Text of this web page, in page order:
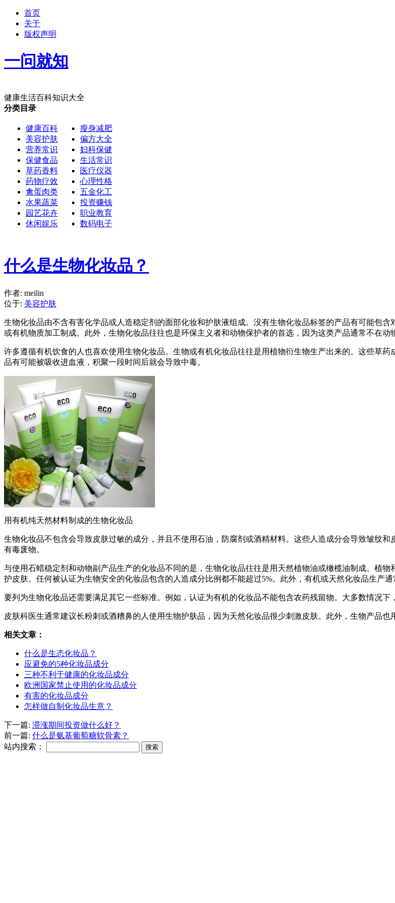
首页
关于
版权声明
一问就知
健康生活百科知识大全
分类目录
健康百科
美容护肤
营养常识
保健食品
草药香料
药物疗效
禽蛋肉类
水果蔬菜
园艺花卉
休闲娱乐
瘦身减肥
偏方大全
妇科保健
生活常识
医疗仪器
心理性格
五金化工
投资赚钱
职业教育
数码电子
什么是生物化妆品？
作者: meilin
位于: 美容护肤
生物化妆品由不含有害化学品或人造稳定剂的面部化妆和护肤液组成。没有生物化妆品标签的产品有可能包
或有机物质加工制成。此外，生物化妆品往往也是环保主义者和动物保护者的首选，因为这类产品通常不在动
许多遵循有机饮食的人也喜欢使用生物化妆品。生物或有机化妆品往往是用植物衍生物生产出来的。这些草
品有可能被吸收进血液，积聚一段时间后就会导致中毒。
用有机纯天然材料制成的生物化妆品
生物化妆品不包含会导致皮肤过敏的成分，并且不使用石油，防腐剂或酒精材料。这些人造成分会导致皱纹
有毒废物。
与使用石蜡稳定剂和动物副产品生产的化妆品不同的是，生物化妆品往往是用天然植物油或橄榄油制成。植
护皮肤。任何被认证为生物安全的化妆品包含的人造成分比例都不能超过5%。此外，有机或天然化妆品生产通
要列为生物化妆品还需要满足其它一些标准。例如，认证为有机的化妆品不能包含农药残留物。大多数情况下
皮肤科医生通常建议长粉刺或酒糟鼻的人使用生物护肤品，因为天然化妆品很少刺激皮肤。此外，生物产品也
相关文章：
什么是生态化妆品？
应避免的5种化妆品成分
三种不利于健康的化妆品成分
欧洲国家禁止使用的化妆品成分
有害的化妆品成分
怎样做自制化妆品生意？
下一篇: 滞涨期间投资做什么好？
前一篇: 什么是氨基葡萄糖软骨素？
站内搜索：